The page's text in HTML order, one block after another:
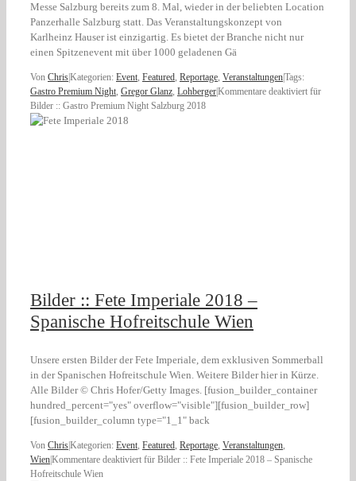
Messe Salzburg bereits zum 8. Mal, wieder in der beliebten Location
Panzerhalle Salzburg statt. Das Veranstaltungskonzept von
Karlheinz Hauser ist einzigartig. Es bietet der Branche nicht nur
einen Spitzenevent mit über 1000 geladenen Gä
Von ChrisKategorien: Event, Featured, Reportage, VeranstaltungenTags:
Gastro Premium Night, Gregor Glanz, LohbergerKommentare deaktiviert für
Bilder :: Gastro Premium Night Salzburg 2018
Bilder :: Fete Imperiale 2018 –
Spanische Hofreitschule Wien
Unsere ersten Bilder der Fete Imperiale, dem exklusiven Sommerball
in der Spanischen Hofreitschule Wien. Weitere Bilder hier in Kürze.
Alle Bilder © Chris Hofer/Getty Images. [fusion_builder_container
hundred_percent="yes" overflow="visible"][fusion_builder_row]
[fusion_builder_column type="1_1" back
Von ChrisKategorien: Event, Featured, Reportage, Veranstaltungen,
WienKommentare deaktiviert für Bilder :: Fete Imperiale 2018 – Spanische
Hofreitschule Wien